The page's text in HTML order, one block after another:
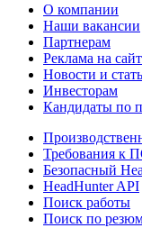
О компании
Наши вакансии
Партнерам
Реклама на
Новости и
Инвесторам
Кандидаты по
Требования к
Безопасный
HeadHunter API
Поиск работы
Поиск по